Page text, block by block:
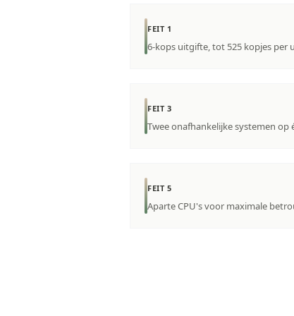
FEIT 1
6-kops uitgifte, tot 525 kopjes per
FEIT 3
Twee onafhankelijke systemen op
FEIT 5
Aparte CPU's voor maximale